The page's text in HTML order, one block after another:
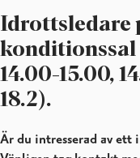
Idrottsledare
konditionssal
14.00-15.00,
18.2).
Är du intresserad av